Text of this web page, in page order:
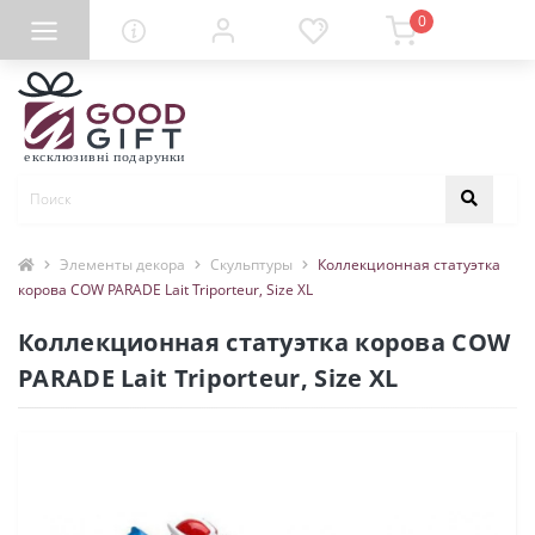
0
Элементы декора Скульптуры
Коллекционная статуэтка
корова COW PARADE Lait Triporteur, Size XL
Коллекционная статуэтка корова COW
PARADE Lait Triporteur, Size XL